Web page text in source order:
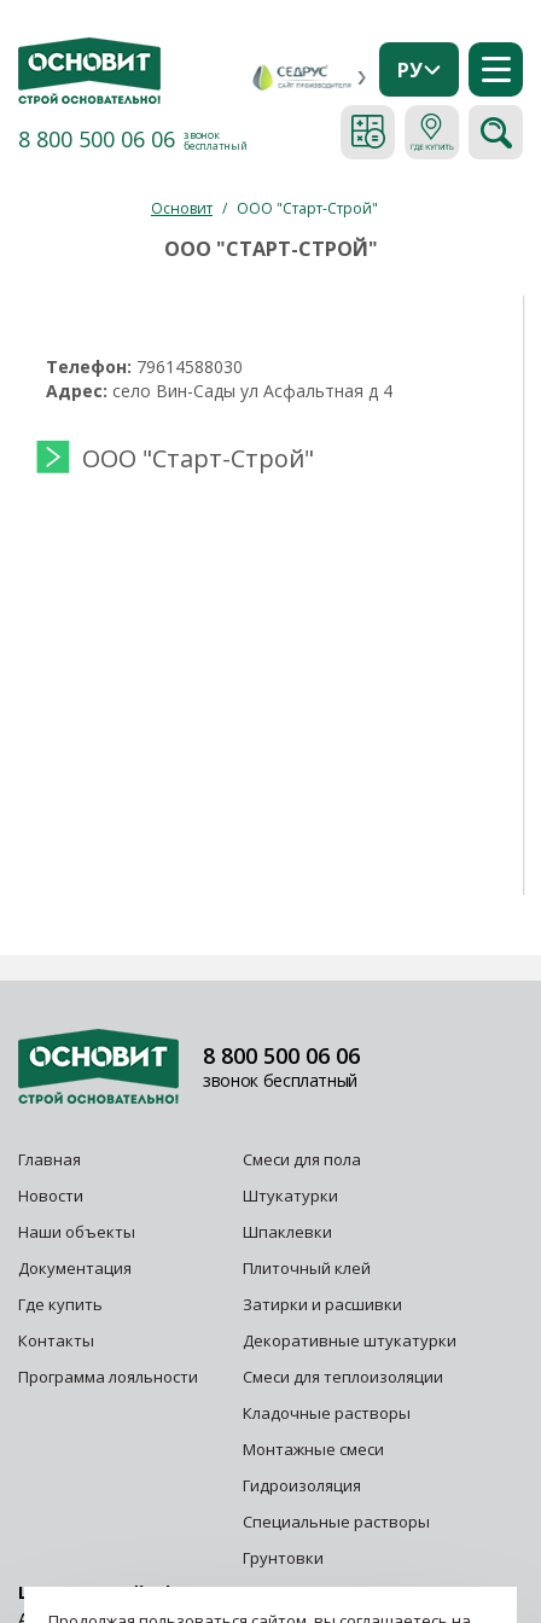
8 800 500 06 06 звонок
бесплатный
РУ
Основит / ООО "Старт-Строй"
ООО "СТАРТ-СТРОЙ"
Телефон: 79614588030
Адрес: село Вин-Сады ул Асфальтная д 4
ООО "Старт-Строй"
Главная
Новости
Наши объекты
Документация
Где купить
Контакты
Программа лояльности
Смеси для пола
Штукатурки
Шпаклевки
Плиточный клей
Затирки и расшивки
Декоративные штукатурки
Смеси для теплоизоляции
Кладочные растворы
Монтажные смеси
Гидроизоляция
Специальные растворы
Грунтовки
8 800 500 06 06
звонок бесплатный
Центральный офис г. Москва: